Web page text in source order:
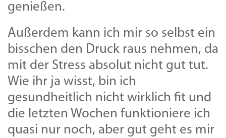
genießen.
Außerdem kann ich mir so selbst ein
bisschen den Druck raus nehmen, da
mit der Stress absolut nicht gut tut.
Wie ihr ja wisst, bin ich
gesundheitlich nicht wirklich fit und
die letzten Wochen funktioniere ich
quasi nur noch, aber gut geht es mir